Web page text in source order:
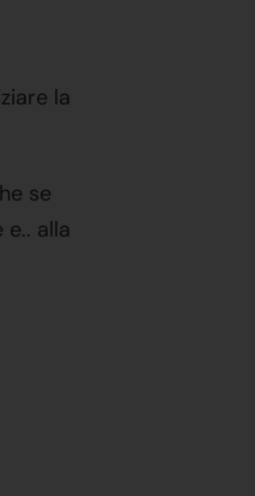
la
se
alla